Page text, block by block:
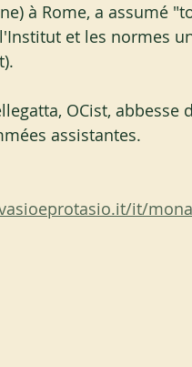
à Rome, a assumé
et les normes
OCist,
assistantes.
it/